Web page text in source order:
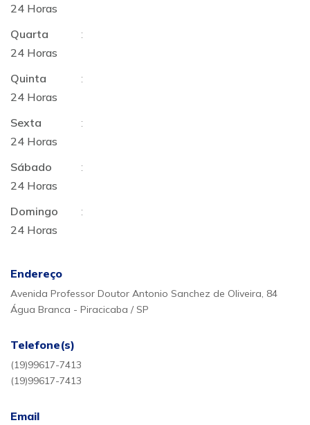
24 Horas
Quarta
:
24 Horas
Quinta
:
24 Horas
Sexta
:
24 Horas
Sábado
:
24 Horas
Domingo
:
24 Horas
Endereço
Avenida Professor Doutor Antonio Sanchez de Oliveira, 84
Água Branca - Piracicaba / SP
Telefone(s)
(19)99617-7413
(19)99617-7413
Email